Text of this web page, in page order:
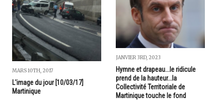
MARS 10TH, 2017
L'image du jour [10/03/17]
Martinique
JANVIER 3RD, 2023
Hymne et drapeau...le ridicule
prend de la hauteur...la
Collectivité Territoriale de
Martinique touche le fond